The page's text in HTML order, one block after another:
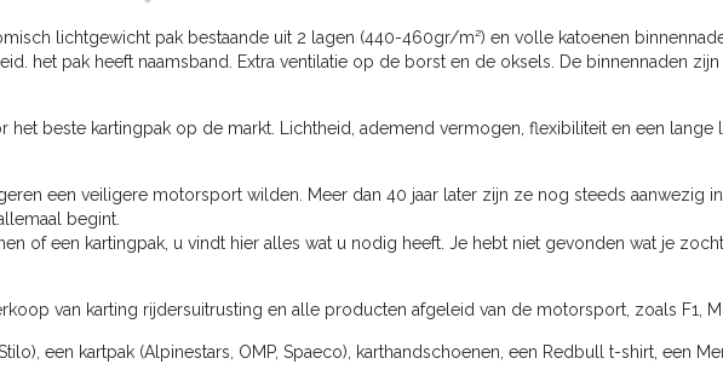
lichtgewicht pak bestaande uit 2 lagen (440-460gr/m²) en volle katoenen
het pak heeft naamsband. Extra ventilatie op de borst en de oksels. De binnennaden
beste kartingpak op de markt. Lichtheid, ademend vermogen, flexibiliteit en een
een veiligere motorsport wilden. Meer dan 40 jaar later zijn ze nog steeds aanwezig in
begint.
of een kartingpak, u vindt hier alles wat u nodig heeft. Je hebt niet gevonden wat je
van karting rijdersuitrusting en alle producten afgeleid van de motorsport, zoals F1,
een kartpak (Alpinestars, OMP, Spaeco), karthandschoenen, een Redbull t-shirt, een